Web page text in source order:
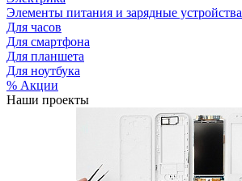
Элементы питания и зарядные устройства
Для часов
Для смартфона
Для планшета
Для ноутбука
% Акции
Наши проекты